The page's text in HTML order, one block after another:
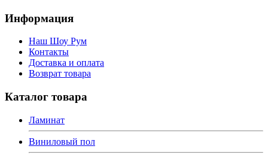
Информация
Наш Шоу Рум
Контакты
Доставка и оплата
Возврат товара
Каталог товара
Ламинат
Виниловый пол